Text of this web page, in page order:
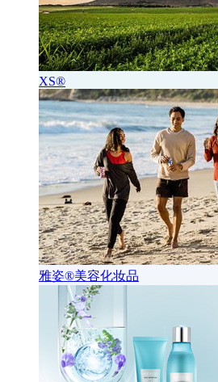
XS®
雅姿®美容化妆品